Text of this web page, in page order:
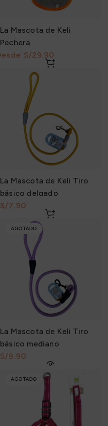
La Mascota de Keli
Pechera
S/
La Mascota de Keli Tiro
básico delgado
S/
AGOTADO
La Mascota de Keli Tiro
básico mediano
S/
AGOTADO